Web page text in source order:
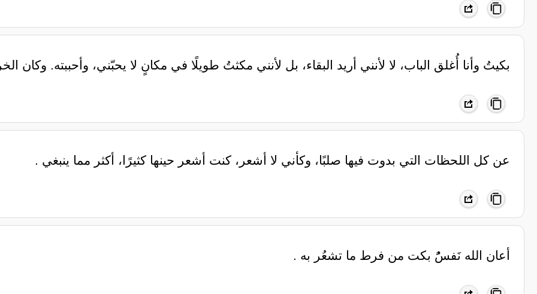
‏بكيتُ وأنا أُغلق الباب، ‏لا لأنني أريد البقاء، ‏بل لأنني مكثتُ طويلًا في مكانٍ لا يحبّني، ‏وأحببته. ‏وكان
عن كل اللحظات التي بدوت فيها صلبًا، وكأني لا أشعر، كنت أشعر حينها كثيرًا، أكثر مما ينبغي .
‏أعان الله نَفسًُ بكت من فرط ما تشعُر به .